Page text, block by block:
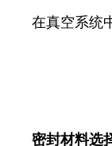
在真空系统
密封材料选